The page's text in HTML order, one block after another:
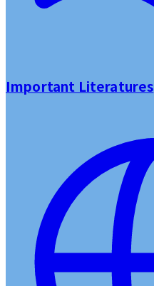
Important Literatures